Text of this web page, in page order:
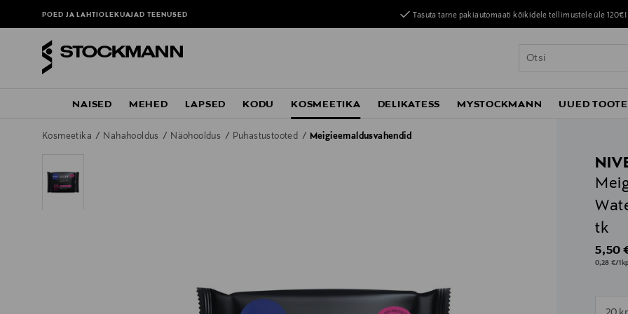
POED JA LAHTIOLEKUAJADTEENUSED Tasuta tarne pakiautomaati kõikidele tellimustele üle 120€!
NAISED MEHED LAPSED KODU KOSMEETIKA DELIKATESS MYSTOCKMANN UUED
Kosmeetika Nahahooldus Näohooldus Puhastustooted Meigieemaldusvahendid
tk
5,50
0,28 €/1kpl